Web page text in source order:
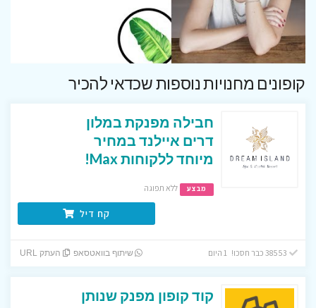
קופונים מחנויות נוספות שכדאי להכיר
חבילה מפנקת במלון
דרים איילנד במחיר
מיוחד ללקוחות Max!
מבצע ללא תפוגה
קח דיל
שיתוף בוואטסאפ העתק URL
קוד קופון מפנק שנותן